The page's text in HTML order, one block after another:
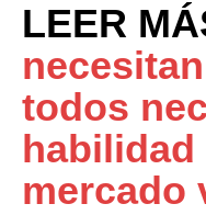
LEER
todos
habilidad
mercado